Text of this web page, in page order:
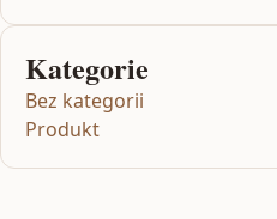
Kategorie
Bez kategorii
Produkt